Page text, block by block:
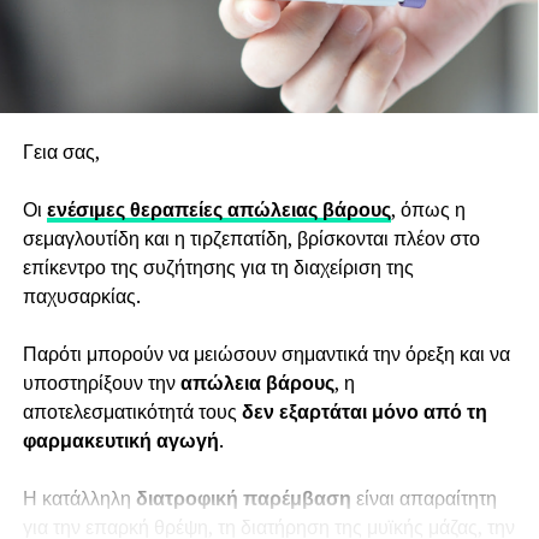
Αν θεωρείτε ότι μπορεί να ενδιαφέρει το κοινό σας,
μπορείτε να το προτείνετε ή να το αναδημοσιεύσετε με
Δείτε το εργαλείο εδώ:
https://diaitologos.com/somatiki-drastiriotita-
poses-thermides-kais-kai-posa-vimata-kaneis-tin-
imera/
Το αποτέλεσμα είναι ενδεικτικό, βασίζεται σε γενικούς
υπολογισμούς και δεν υποκαθιστά εξατομικευμένη
διατροφική ή ιατρική συμβουλή.
Γεια σας,
Οι ενέσιμες θεραπείες απώλειας βάρους, όπως η
σεμαγλουτίδη και η τιρζεπατίδη, βρίσκονται πλέον στο
επίκεντρο της συζήτησης για τη διαχείριση της
παχυσαρκίας.
Παρότι μπορούν να μειώσουν σημαντικά την όρεξη και να
υποστηρίξουν τηναπώλεια βάρους, η
αποτελεσματικότητά τους δεν εξαρτάται μόνο από τη
φαρμακευτική αγωγή.
Η κατάλληλη διατροφική παρέμβαση είναι απαραίτητη